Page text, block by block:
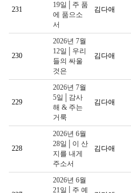
231
19일│주 품
에 품으소
서
김다애
230
2026년 7월
12일│우리
들의 싸울
것은
김다애
229
2026년 7월
5일│감사
해 & 주는
거룩
김다애
228
2026년 6월
28일│이 산
지를 내게
주소서
김다애
2026년 6월
21일│주 예